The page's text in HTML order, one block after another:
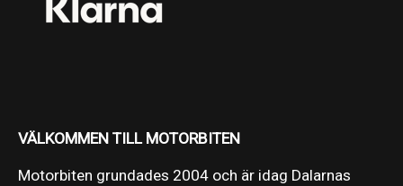
VÄLKOMMEN TILL MOTORBITEN
Motorbiten grundades 2004 och är idag Dalarnas